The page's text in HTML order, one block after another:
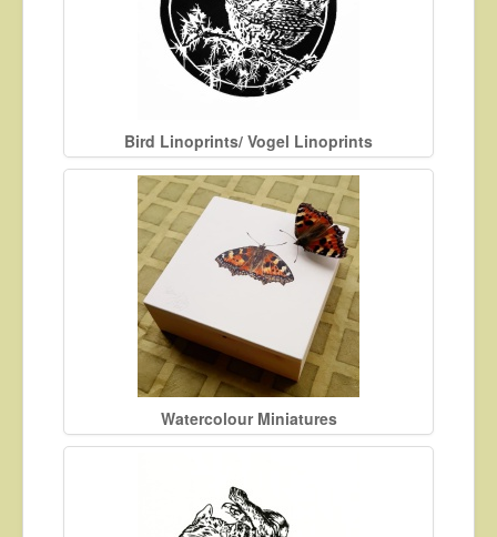
Bird Linoprints/ Vogel Linoprints
Watercolour Miniatures